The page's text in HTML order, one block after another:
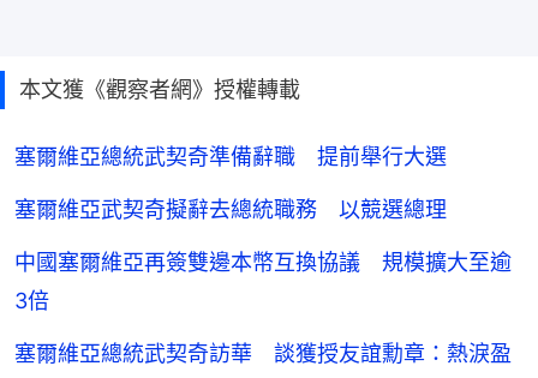
本文獲《觀察者網》授權轉載
塞爾維亞總統武契奇準備辭職 提前舉行大選
塞爾維亞武契奇擬辭去總統職務 以競選總理
中國塞爾維亞再簽雙邊本幣互換協議 規模擴大至逾
3倍
塞爾維亞總統武契奇訪華 談獲授友誼勳章：熱淚盈